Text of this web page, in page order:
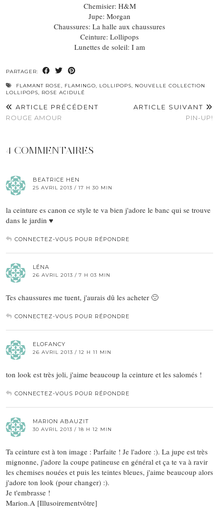
Chemisier: H&M
Jupe: Morgan
Chaussures: La halle aux chaussures
Ceinture: Lollipops
Lunettes de soleil: I am
PARTAGER:
FLAMANT ROSE FLAMINGO LOLLIPOPS
NOUVELLE COLLECTION
LOLLIPOPS
ROSE ACIDULÉ
ARTICLE PRÉCÉDENT
ROUGE AMOUR
ARTICLE SUIVANT
PIN-UP!
4 COMMENTAIRES
BEATRICE HEN
25 AVRIL 2013 / 17 H 30 MIN
la ceinture es canon ce style te va bien j'adore le banc qui se trouve
dans le jardin ♥
CONNECTEZ-VOUS POUR RÉPONDRE
LÉNA
26 AVRIL 2013 / 7 H 03 MIN
Tes chaussures me tuent, j'aurais dû les acheter 🙁
CONNECTEZ-VOUS POUR RÉPONDRE
ELOFANCY
26 AVRIL 2013 / 12 H 11 MIN
ton look est très joli, j'aime beaucoup la ceinture et les salomés !
CONNECTEZ-VOUS POUR RÉPONDRE
MARION ABAUZIT
30 AVRIL 2013 / 18 H 12 MIN
Ta ceinture est à ton image : Parfaite ! Je l'adore :). La jupe est très
mignonne, j'adore la coupe patineuse en général et ça te va à ravir
les chemises nouées et puis les teintes bleues, j'aime beaucoup alors
j'adore ton look (pour changer) :).
Je t'embrasse !
Marion.A [Illusoirementvôtre]